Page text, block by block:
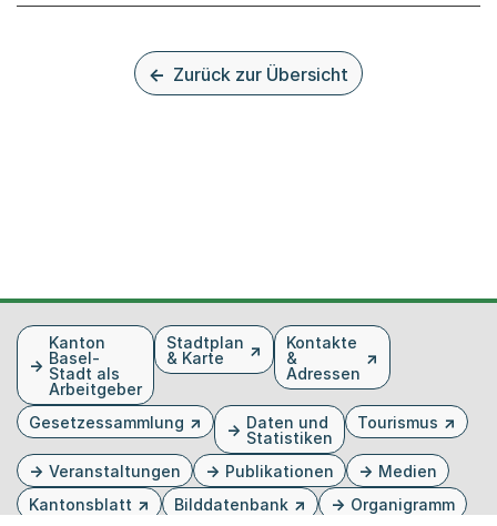
Zurück zur Übersicht
FusszeileKanton
Basel-
Stadt als
Arbeitgeber
Stadtplan
& Karte
Kontakte
&
Adressen
Gesetzessammlung
Daten und
Statistiken
Tourismus
Veranstaltungen Publikationen
Medien
Kantonsblatt
Bilddatenbank Organigramm